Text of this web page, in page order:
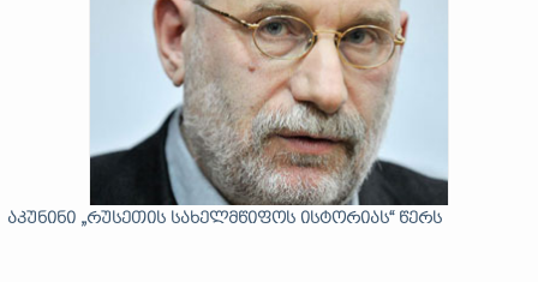
აკუნინი „რუსეთის სახელმწიფოს ისტორიას“ წერს